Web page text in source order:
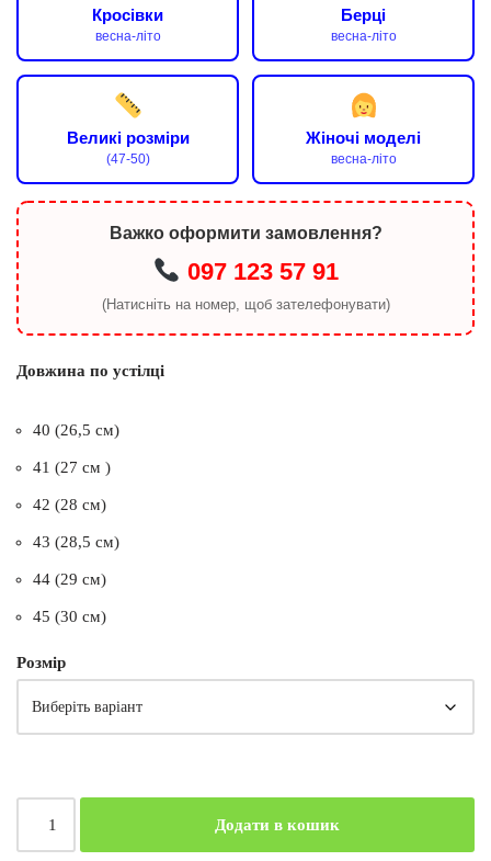
Кросівки
весна-літо
Берці
весна-літо
Великі розміри
(47-50)
Жіночі моделі
весна-літо
Важко оформити замовлення?
097 123 57 91
(Натисніть на номер, щоб зателефонувати)
Довжина по устілці
40 (26,5 см)
41 (27 см )
42 (28 см)
43 (28,5 см)
44 (29 см)
45 (30 см)
Розмір
Додати в кошик